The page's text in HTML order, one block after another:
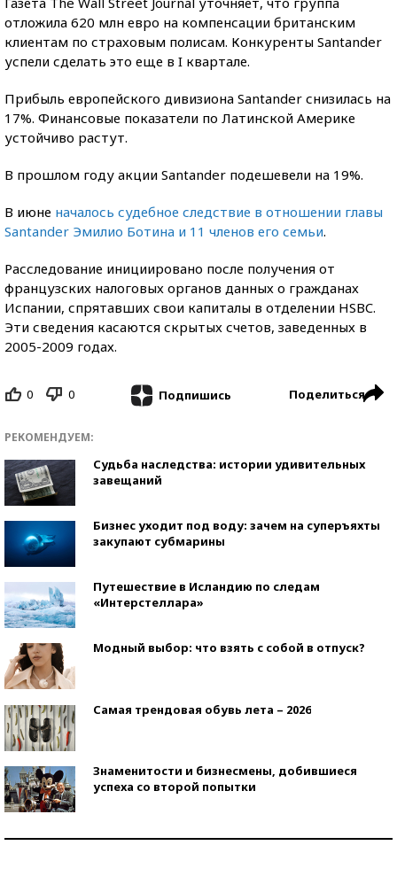
отложила 620 млн евро на компенсации британским
клиентам по страховым полисам. Конкуренты Santander
успели сделать это еще в I квартале.
Прибыль европейского дивизиона Santander снизилась на
17%. Финансовые показатели по Латинской Америке
устойчиво растут.
В прошлом году акции Santander подешевели на 19%.
В июне началось судебное следствие в отношении главы
Santander Эмилио Ботина и 11 членов его семьи.
Расследование инициировано после получения от
французских налоговых органов данных о гражданах
Испании, спрятавших свои капиталы в отделении HSBC.
Эти сведения касаются скрытых счетов, заведенных в
2005-2009 годах.
0 0 Подпишись Поделиться
РЕКОМЕНДУЕМ:
Судьба наследства: истории удивительных
завещаний
Бизнес уходит под воду: зачем на суперъяхты
закупают субмарины
Путешествие в Исландию по следам
«Интерстеллара»
Модный выбор: что взять с собой в отпуск?
Самая трендовая обувь лета – 2026
Знаменитости и бизнесмены, добившиеся
успеха со второй попытки